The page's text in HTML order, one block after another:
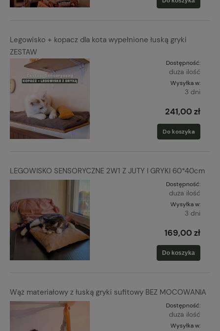
Legowisko + kopacz dla kota wypełnione łuską gryki
ZESTAW
Dostępność:
duża ilość
Wysyłka w:
3 dni
241,00 zł
Do koszyka
LEGOWISKO SENSORYCZNE 2W1 Z JUTY I GRYKI 60*40cm
Dostępność:
duża ilość
Wysyłka w:
3 dni
169,00 zł
Do koszyka
Wąż materiałowy z łuską gryki sufitowy BEZ MOCOWANIA
Dostępność:
duża ilość
Wysyłka w: